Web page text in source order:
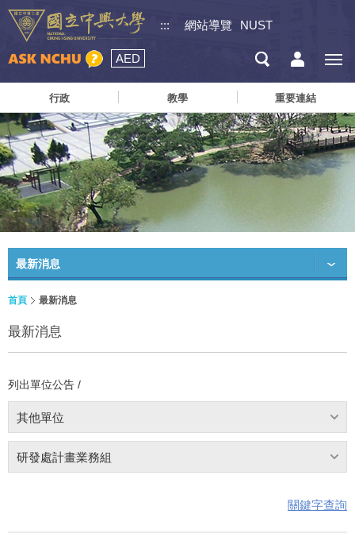
::: 網站導覽 NUST
AED
行政 教學 重要連結
最新消息
首頁 最新消息
最新消息
列出單位公告 /
其他單位
研發處計畫業務組
關鍵字查詢